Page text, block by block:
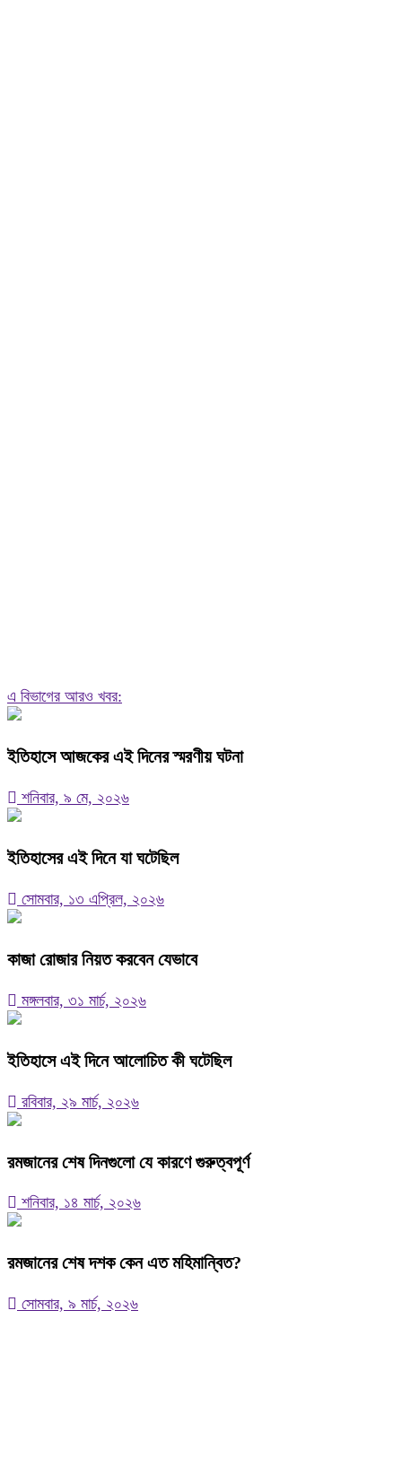
এ বিভাগের আরও খবর:
ইতিহাসে আজকের এই দিনের স্মরণীয় ঘটনা
শনিবার, ৯ মে, ২০২৬
ইতিহাসের এই দিনে যা ঘটেছিল
সোমবার, ১৩ এপ্রিল, ২০২৬
কাজা রোজার নিয়ত করবেন যেভাবে
মঙ্গলবার, ৩১ মার্চ, ২০২৬
ইতিহাসে এই দিনে আলোচিত কী ঘটেছিল
রবিবার, ২৯ মার্চ, ২০২৬
রমজানের শেষ দিনগুলো যে কারণে গুরুত্বপূর্ণ
শনিবার, ১৪ মার্চ, ২০২৬
রমজানের শেষ দশক কেন এত মহিমান্বিত?
সোমবার, ৯ মার্চ, ২০২৬